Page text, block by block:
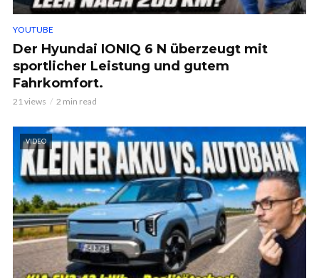
YOUTUBE
Der Hyundai IONIQ 6 N überzeugt mit
sportlicher Leistung und gutem
Fahrkomfort.
21 views 2 min read
VIDEO